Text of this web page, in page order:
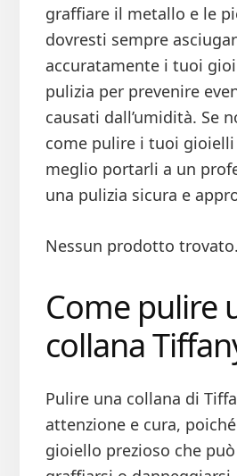
graffiare il metallo e le
dovresti sempre
accuratamente i tuoi
pulizia per prevenire
causati dall’umidità. Se
come pulire i tuoi gioielli
meglio portarli a un
una pulizia sicura e
Nessun prodotto trovato.
Come pulire
collana
Pulire una collana di
attenzione e cura,
gioiello prezioso che